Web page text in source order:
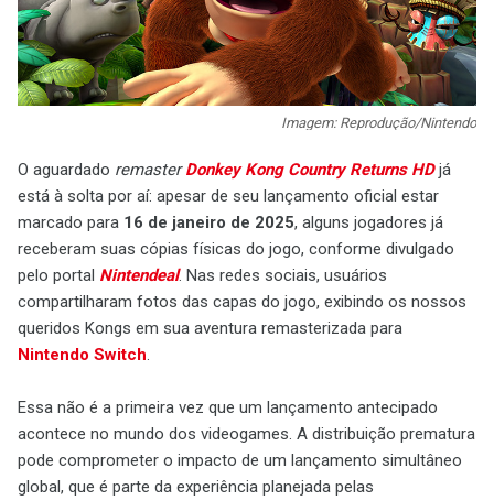
Imagem: Reprodução/Nintendo
O aguardado remaster Donkey Kong Country Returns HDjá
está à solta por aí: apesar de seu lançamento oficial estar
marcado para 16 de janeiro de 2025, alguns jogadores já
receberam suas cópias físicas do jogo, conforme divulgado
pelo portal Nintendeal. Nas redes sociais, usuários
compartilharam fotos das capas do jogo, exibindo os nossos
queridos Kongs em sua aventura remasterizada para
Nintendo Switch.
Essa não é a primeira vez que um lançamento antecipado
acontece no mundo dos videogames. A distribuição prematura
pode comprometer o impacto de um lançamento simultâneo
global, que é parte da experiência planejada pelas